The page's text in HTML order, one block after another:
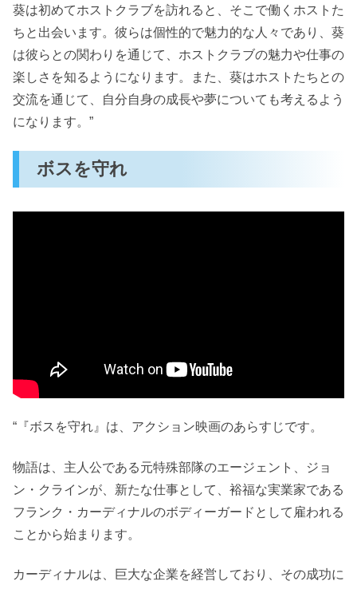
葵は初めてホストクラブを訪れると、そこで働くホストた
ちと出会います。彼らは個性的で魅力的な人々であり、葵
は彼らとの関わりを通じて、ホストクラブの魅力や仕事の
楽しさを知るようになります。また、葵はホストたちとの
交流を通じて、自分自身の成長や夢についても考えるよう
になります。”
ボスを守れ
“『ボスを守れ』は、アクション映画のあらすじです。
物語は、主人公である元特殊部隊のエージェント、ジョ
ン・クラインが、新たな仕事として、裕福な実業家である
フランク・カーディナルのボディーガードとして雇われる
ことから始まります。
カーディナルは、巨大な企業を経営しており、その成功に